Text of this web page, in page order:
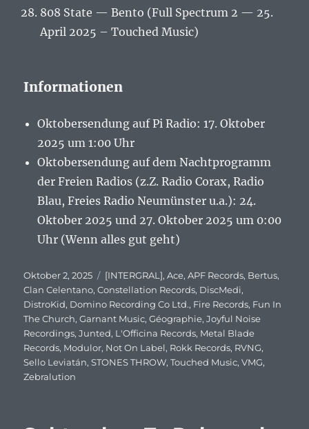
808 State — Bento (Full Spectrum 2 — 25.
April 2025 – Touched Music)
Informationen
Oktobersendung auf Pi Radio: 17. Oktober
2025 um 1:00 Uhr
Oktobersendung auf dem Nachtprogramm
der Freien Radios (z.Z. Radio Corax, Radio
Blau, Freies Radio Neumünster u.a.): 24.
Oktober 2025 und 27. Oktober 2025 um 0:00
Uhr (Wenn alles gut geht)
Veröffentlicht
am
Oktober 2, 2025 Schlagwörter
[INTERGRAL],Ace,APF Records, Bertus,
Clan Celentano,Constellation Records, DiscMedi,
DistroKid, Domino Recording Co Ltd., Fire Records, Fun In
The Church,Garnant Music,Géographie,Joyful Noise
Recordings,Junted, L'Officina Records, Metal Blade
Records, Modulor, Not On Label, Rokk Records, RVNG,
Sello Leviatán,STONES THROW,Touched Music,VMG,
Zebralution